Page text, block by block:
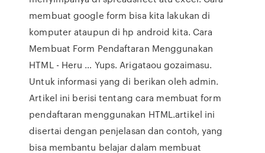
membuat google form bisa kita lakukan di
komputer ataupun di hp android kita. Cara
Membuat Form Pendaftaran Menggunakan
HTML - Heru … Yups. Arigataou gozaimasu.
Untuk informasi yang di berikan oleh admin.
Artikel ini berisi tentang cara membuat form
pendaftaran menggunakan HTML.artikel ini
disertai dengan penjelasan dan contoh, yang
bisa membantu belajar dalam membuat